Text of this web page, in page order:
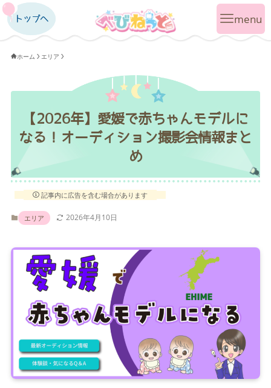
トップへ
トップへ
ホーム エリア
【2026年】愛媛で赤ちゃんモデルに
なる！オーディション撮影会情報まと
め
記事内に広告を含む場合があります
エリア 2026年4月10日